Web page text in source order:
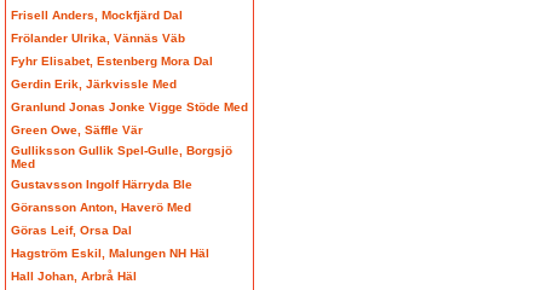
Frisell Anders, Mockfjärd Dal
Frölander Ulrika, Vännäs Väb
Fyhr Elisabet, Estenberg Mora Dal
Gerdin Erik, Järkvissle Med
Granlund Jonas Jonke Vigge Stöde Med
Green Owe, Säffle Vär
Gulliksson Gullik Spel-Gulle, Borgsjö
Med
Gustavsson Ingolf Härryda Ble
Göransson Anton, Haverö Med
Göras Leif, Orsa Dal
Hagström Eskil, Malungen NH Häl
Hall Johan, Arbrå Häl